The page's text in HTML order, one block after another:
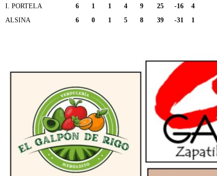
I. PORTELA
6 1 1 4 9 25 -16
4
ALSINA
6 0 1 5 8 39 -31 1